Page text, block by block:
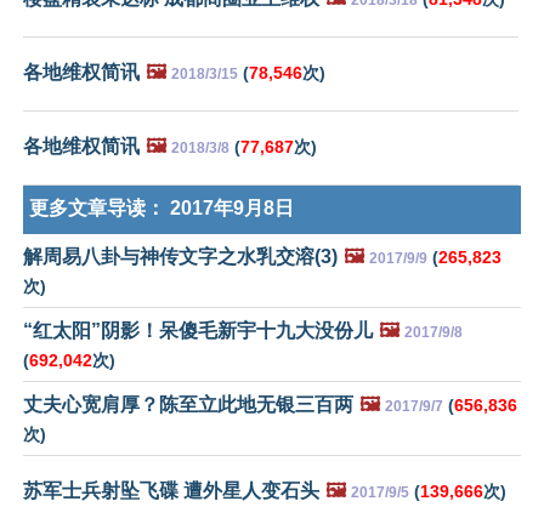
各地维权简讯 🖼️ 2018/3/15 (78,546次)
各地维权简讯 🖼️ 2018/3/8 (77,687次)
更多文章导读： 2017年9月8日
解周易八卦与神传文字之水乳交溶(3) 🖼️ 2017/9/9 (265,823
次)
“红太阳”阴影！呆傻毛新宇十九大没份儿 🖼️ 2017/9/8
(692,042次)
丈夫心宽肩厚？陈至立此地无银三百两 🖼️ 2017/9/7 (656,836
次)
苏军士兵射坠飞碟 遭外星人变石头 🖼️ 2017/9/5 (139,666次)